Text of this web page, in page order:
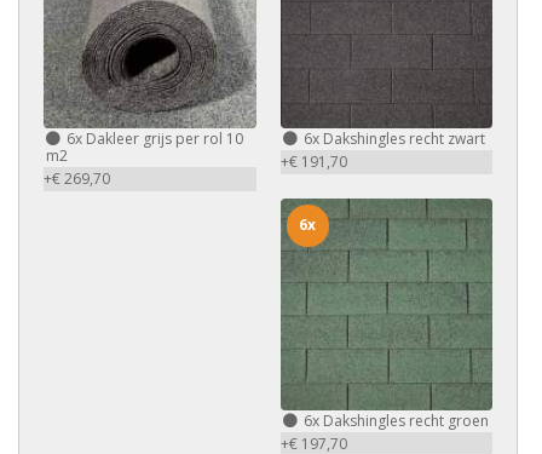
6x Dakleer grijs per rol 10
m2
+€ 269,70
6xDakshingles recht zwart
+€ 191,70
6xDakshingles recht groen
+€ 197,70
6x